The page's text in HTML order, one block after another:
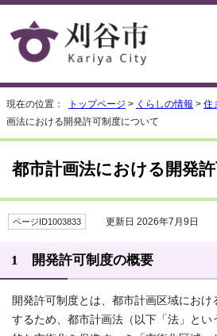
現在の位置： トップページ > くらしの情報 > 住
画法における開発許可制度について
都市計画法における開発
ページID1003833 更新日 2026年7月9日
1 開発許可制度の概要
開発許可制度とは、都市計画区域におけ
するため、都市計画法（以下「法」とい